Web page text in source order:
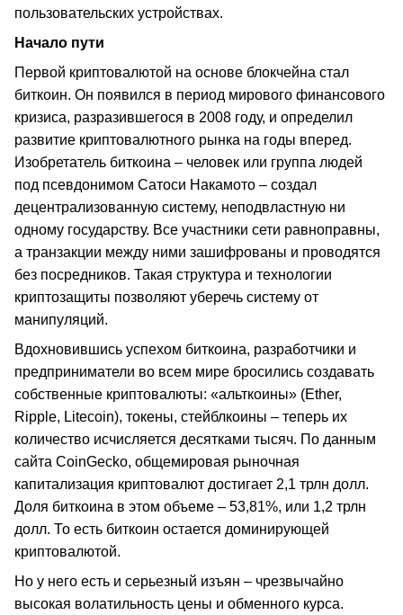
пользовательских устройствах.
Начало пути
Первой криптовалютой на основе блокчейна стал
биткоин. Он появился в период мирового финансового
кризиса, разразившегося в 2008 году, и определил
развитие криптовалютного рынка на годы вперед.
Изобретатель биткоина – человек или группа людей
под псевдонимом Сатоси Накамото – создал
децентрализованную систему, неподвластную ни
одному государству. Все участники сети равноправны,
а транзакции между ними зашифрованы и проводятся
без посредников. Такая структура и технологии
криптозащиты позволяют уберечь систему от
манипуляций.
Вдохновившись успехом биткоина, разработчики и
предприниматели во всем мире бросились создавать
собственные криптовалюты: «альткоины» (Ether,
Ripple, Litecoin), токены, стейблкоины – теперь их
количество исчисляется десятками тысяч. По данным
сайта CoinGecko, общемировая рыночная
капитализация криптовалют достигает 2,1 трлн долл.
Доля биткоина в этом объеме – 53,81%, или 1,2 трлн
долл. То есть биткоин остается доминирующей
криптовалютой.
Но у него есть и серьезный изъян – чрезвычайно
высокая волатильность цены и обменного курса.